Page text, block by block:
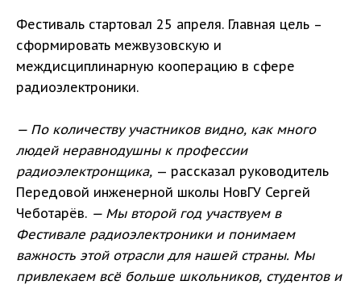
Фестиваль стартовал 25 апреля. Главная цель –
сформировать межвузовскую и
междисциплинарную кооперацию в сфере
радиоэлектроники.
— По количеству участников видно, как много
людей неравнодушны к профессии
радиоэлектронщика, — рассказал руководитель
Передовой инженерной школы НовГУ Сергей
Чеботарёв. — Мы второй год участвуем в
Фестивале радиоэлектроники и понимаем
важность этой отрасли для нашей страны. Мы
привлекаем всё больше школьников, студентов и